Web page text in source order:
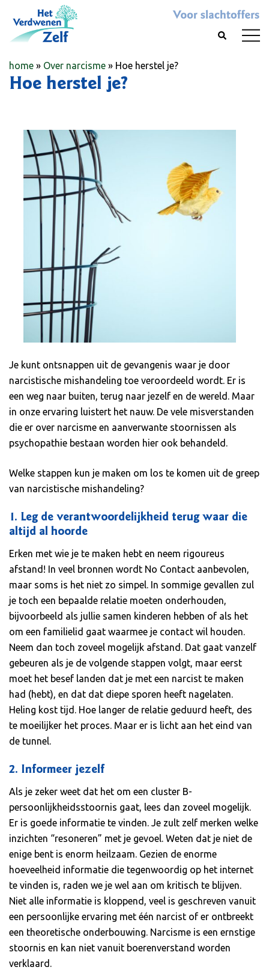
content
Search
menu
home » Over narcisme » Hoe herstel je?
Hoe herstel je?
Je kunt ontsnappen uit de gevangenis waar je door
narcistische mishandeling toe veroordeeld wordt. Er is
een weg naar buiten, terug naar jezelf en de wereld. Maar
in onze ervaring luistert het nauw. De vele misverstanden
die er over narcisme en aanverwante stoornissen als
psychopathie bestaan worden hier ook behandeld.
Welke stappen kun je maken om los te komen uit de greep
van narcistische mishandeling?
1. Leg de verantwoordelijkheid terug waar die
altijd al hoorde
Erken met wie je te maken hebt en neem rigoureus
afstand! In veel bronnen wordt No Contact aanbevolen,
maar soms is het niet zo simpel. In sommige gevallen zul
je toch een bepaalde relatie moeten onderhouden,
bijvoorbeeld als jullie samen kinderen hebben of als het
om een familielid gaat waarmee je contact wil houden.
Neem dan toch zoveel mogelijk afstand. Dat gaat vanzelf
gebeuren als je de volgende stappen volgt, maar eerst
moet het besef landen dat je met een narcist te maken
had (hebt), en dat dat diepe sporen heeft nagelaten.
Heling kost tijd. Hoe langer de relatie geduurd heeft, des
te moeilijker het proces. Maar er is licht aan het eind van
de tunnel.
2. Informeer jezelf
Als je zeker weet dat het om een cluster B-
persoonlijkheidsstoornis gaat, lees dan zoveel mogelijk.
Er is goede informatie te vinden. Je zult zelf merken welke
inzichten “resoneren” met je gevoel. Weten dat je niet de
enige bent is enorm heilzaam. Gezien de enorme
hoeveelheid informatie die tegenwoordig op het internet
te vinden is, raden we je wel aan om kritisch te blijven.
Niet alle informatie is kloppend, veel is geschreven vanuit
een persoonlijke ervaring met één narcist of er ontbreekt
een theoretische onderbouwing. Narcisme is een ernstige
stoornis en kan niet vanuit boerenverstand worden
verklaard.